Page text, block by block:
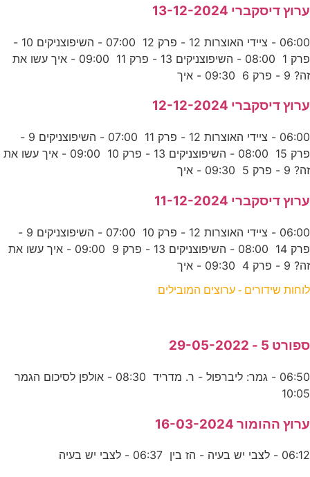
ערוץ דיסקברי 13-12-2024
06:00 - ציידי האוצרות 12 - פרק 12 07:00 - השיפוצניקים 10 -
פרק 1 08:00 - השיפוצניקים 13 - פרק 11 09:00 - איך עשו את
זה? 9 - פרק 6 09:30 - איך
ערוץ דיסקברי 12-12-2024
06:00 - ציידי האוצרות 12 - פרק 11 07:00 - השיפוצניקים 9 -
פרק 15 08:00 - השיפוצניקים 13 - פרק 10 09:00 - איך עשו את
זה? 9 - פרק 5 09:30 - איך
ערוץ דיסקברי 11-12-2024
06:00 - ציידי האוצרות 12 - פרק 10 07:00 - השיפוצניקים 9 -
פרק 14 08:00 - השיפוצניקים 13 - פרק 9 09:00 - איך עשו את
זה? 9 - פרק 4 09:30 - איך
לוחות שידורים - ערוצים המובילים
ספורט 5 - 29-05-2022
06:50 - גמר: ליברפול - ר. מדריד 08:30 - אולפן לסיכום הגמר
10:05
ערוץ ההומור 16-03-2024
06:12 - לצבי יש בעיה - הז בין 06:37 - לצבי יש בעיה